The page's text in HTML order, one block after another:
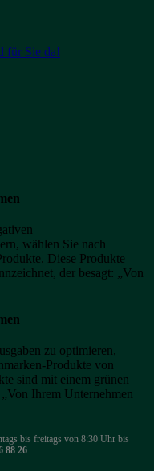
für Sie da!
wählen Sie nach
Diese Produkte
der besagt: „Von
zu optimieren,
Produkte von
sind mit einem grünen
Ihrem Unternehmen
bis freitags von 8:30 Uhr bis
88 26